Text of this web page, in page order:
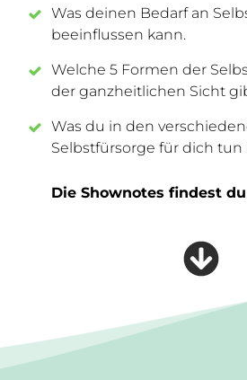
Was deinen Bedarf an
beeinflussen kann.
Welche 5 Formen der
der ganzheitlichen Sicht
Was du in den
Selbstfürsorge für dich tun
Die Shownotes findest